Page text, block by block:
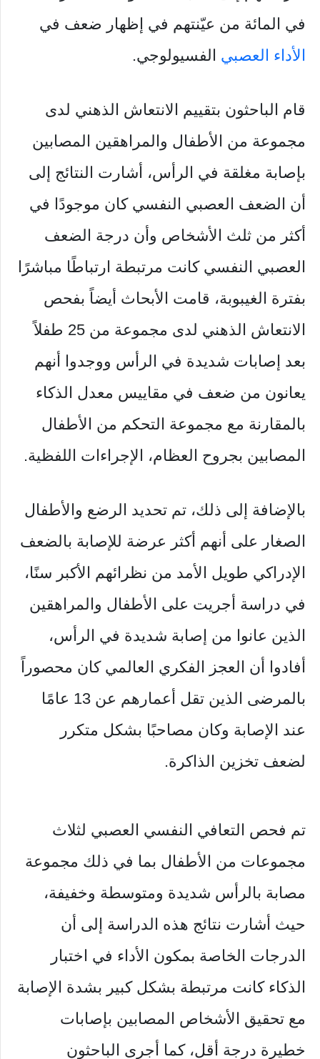
في المائة من عيّنتهم في إظهار ضعف في
الأداء العصبي الفسيولوجي.
قام الباحثون بتقييم الانتعاش الذهني لدى
مجموعة من الأطفال والمراهقين المصابين
بإصابة مغلقة في الرأس، أشارت النتائج إلى
أن الضعف العصبي النفسي كان موجودًا في
أكثر من ثلث الأشخاص وأن درجة الضعف
العصبي النفسي كانت مرتبطة ارتباطًا مباشرًا
بفترة الغيبوبة، قامت الأبحاث أيضاً بفحص
الانتعاش الذهني لدى مجموعة من 25 طفلاً
بعد إصابات شديدة في الرأس ووجدوا أنهم
يعانون من ضعف في مقاييس معدل الذكاء
بالمقارنة مع مجموعة التحكم من الأطفال
المصابين بجروح العظام، الإجراءات اللفظية.
بالإضافة إلى ذلك، تم تحديد الرضع والأطفال
الصغار على أنهم أكثر عرضة للإصابة بالضعف
الإدراكي طويل الأمد من نظرائهم الأكبر سنًا،
في دراسة أجريت على الأطفال والمراهقين
الذين عانوا من إصابة شديدة في الرأس،
أفادوا أن العجز الفكري العالمي كان محصوراً
بالمرضى الذين تقل أعمارهم عن 13 عامًا
عند الإصابة وكان مصاحبًا بشكل متكرر
لضعف تخزين الذاكرة.
تم فحص التعافي النفسي العصبي لثلاث
مجموعات من الأطفال بما في ذلك مجموعة
مصابة بالرأس شديدة ومتوسطة وخفيفة،
حيث أشارت نتائج هذه الدراسة إلى أن
الدرجات الخاصة بمكون الأداء في اختبار
الذكاء كانت مرتبطة بشكل كبير بشدة الإصابة
مع تحقيق الأشخاص المصابين بإصابات
خطيرة درجة أقل، كما أجرى الباحثون